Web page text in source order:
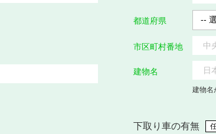
都道府県
市区町村番地
建物名
建物名
下取り車の有無